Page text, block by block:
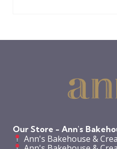
Our Store - Ann's
Ann's Bakehouse &